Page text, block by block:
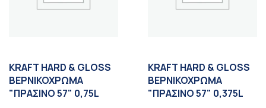
KRAFT HARD & GLOSS
ΒΕΡΝΙΚΟΧΡΩΜΑ
"ΠΡΑΣΙΝΟ 57" 0,75L
KRAFT HARD & GLOSS
ΒΕΡΝΙΚΟΧΡΩΜΑ
"ΠΡΑΣΙΝΟ 57" 0,375L